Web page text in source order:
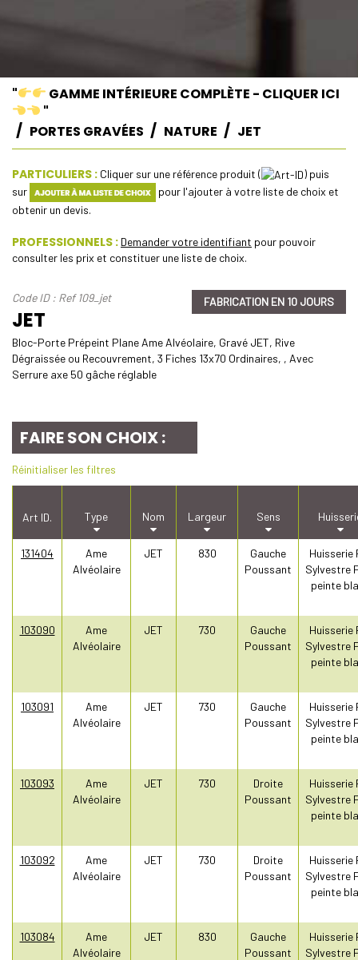
"
GAMME INTÉRIEURE COMPLÈTE - CLIQUER ICI
"
PORTES GRAVÉES
NATURE JET
PARTICULIERS : Cliquer sur une référence produit (
) puis
sur
pour l'ajouter à votre liste de choix et
obtenir un devis.
PROFESSIONNELS : Demander votre identifiant pour pouvoir
consulter les prix et constituer une liste de choix.
Code ID : Ref 109_jet
JET
FABRICATION EN 10 JOURS
Bloc-Porte Prépeint Plane Ame Alvéolaire, Gravé JET, Rive
Dégraissée ou Recouvrement, 3 Fiches 13x70 Ordinaires, , Avec
Serrure axe 50 gâche réglable
FAIRE SON CHOIX :
Réinitialiser les filtres
Art ID. Type Nom Largeur Sens
131404
Ame
Alvéolaire
JET 830
Gauche
Poussant
Huisserie
Sylvestre
peinte
103090
Ame
Alvéolaire
JET 730
Gauche
Poussant
Huisserie
Sylvestre
peinte
103091
Ame
Alvéolaire
JET 730
Gauche
Poussant
Huisserie
Sylvestre
peinte
103093
Ame
Alvéolaire
JET 730
Droite
Poussant
Huisserie
Sylvestre
peinte
103092
Ame
Alvéolaire
JET 730
Droite
Poussant
Huisserie
Sylvestre
peinte
103084
Ame
Alvéolaire
JET 830
Gauche
Poussant
Huisserie
Sylvestre